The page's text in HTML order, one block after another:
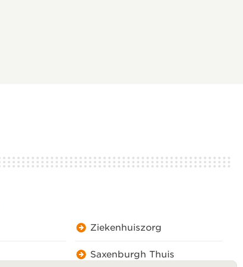
Ziekenhuiszorg
Saxenburgh Thuis